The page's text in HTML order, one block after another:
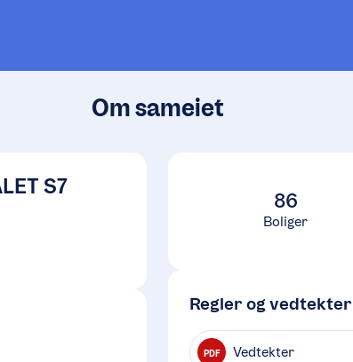
Om sameiet
S7
86
Boliger
Regler og vedtekter
PDF Vedtekter